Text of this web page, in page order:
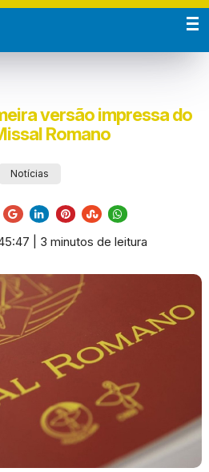
versão impressa do
Romano
Notícias
| 3 minutos de leitura